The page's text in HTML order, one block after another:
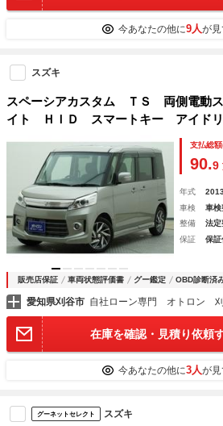
今あなたの他に9人が
スズキ
スペーシアカスタム ＴＳ 両側電動
イト ＨＩＤ スマートキー アイド
納ミラー ベンチシート ＣＶＴ 盗
Ｓ ＣＤ ミュージックプレイヤー接
支払総額
90.9
年式
車検
車検
整備
法定
保証
保
販売店保証 車両状態評価書 グー鑑定 OBD診断済
愛知県刈谷市 自社ローン専門 オトロン
在庫を確認・見積り依頼
今あなたの他に3人が
グーネットセレクト スズキ